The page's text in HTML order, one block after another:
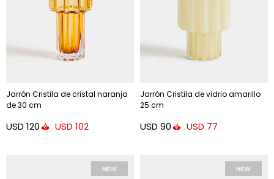
Jarrón Cristila de cristal naranja
de 30 cm
USD 120 USD 102
Jarrón Cristila de vidrio amarillo
25 cm
USD 90 USD 77